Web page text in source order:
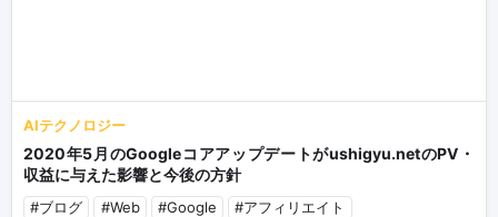
AIテクノロジー
2020年5月のGoogleコアアップデートがushigyu.netのPV・
収益に与えた影響と今後の方針
#ブログ #Web #Google #アフィリエイト